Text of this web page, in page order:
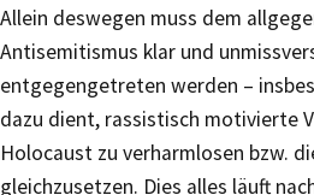
Allein deswegen muss dem
Antisemitismus klar und
entgegengetreten werden –
dazu dient, rassistisch motivierte
Holocaust zu verharmlosen bzw.
gleichzusetzen. Dies alles läuft